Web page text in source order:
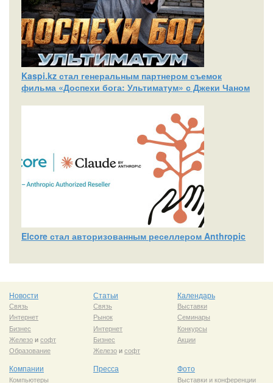
Kaspi.kz стал генеральным партнером съемок
фильма «Доспехи бога: Ультиматум» с Джеки Чаном
Elcore стал авторизованным реселлером Anthropic
Новости
Связь
Интернет
Бизнес
Железоисофт
Образование
Статьи
Связь
Рынок
Интернет
Бизнес
Железоисофт
Календарь
Выставки
Семинары
Конкурсы
Акции
Компании
Компьютеры
Пресса Фото
Выставки и конференции